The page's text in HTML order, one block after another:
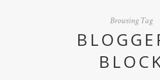
Browsing Tag